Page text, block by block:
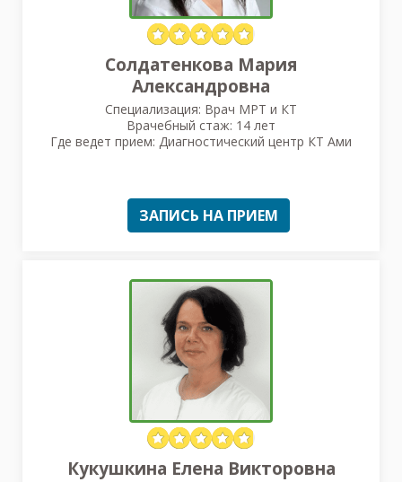
Солдатенкова Мария
Александровна
Специализация: Врач МРТ и КТ
Врачебный стаж: 14 лет
Где ведет прием: Диагностический центр КТ Ами
ЗАПИСЬ НА ПРИЕМ
Кукушкина Елена Викторовна